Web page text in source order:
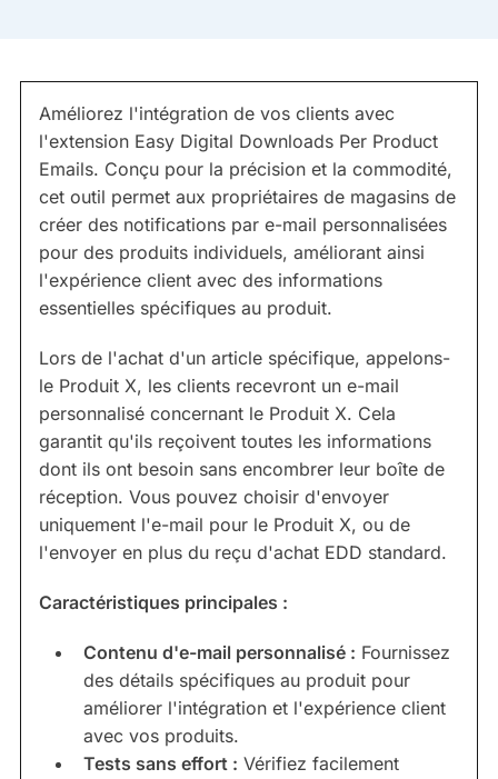
Améliorez l'intégration de vos clients avec
l'extension Easy Digital Downloads Per Product
Emails. Conçu pour la précision et la commodité,
cet outil permet aux propriétaires de magasins de
créer des notifications par e-mail personnalisées
pour des produits individuels, améliorant ainsi
l'expérience client avec des informations
essentielles spécifiques au produit.
Lors de l'achat d'un article spécifique, appelons-
le Produit X, les clients recevront un e-mail
personnalisé concernant le Produit X. Cela
garantit qu'ils reçoivent toutes les informations
dont ils ont besoin sans encombrer leur boîte de
réception. Vous pouvez choisir d'envoyer
uniquement l'e-mail pour le Produit X, ou de
l'envoyer en plus du reçu d'achat EDD standard.
Caractéristiques principales :
Contenu d'e-mail personnalisé : Fournissez
des détails spécifiques au produit pour
améliorer l'intégration et l'expérience client
avec vos produits.
Tests sans effort : Vérifiez facilement